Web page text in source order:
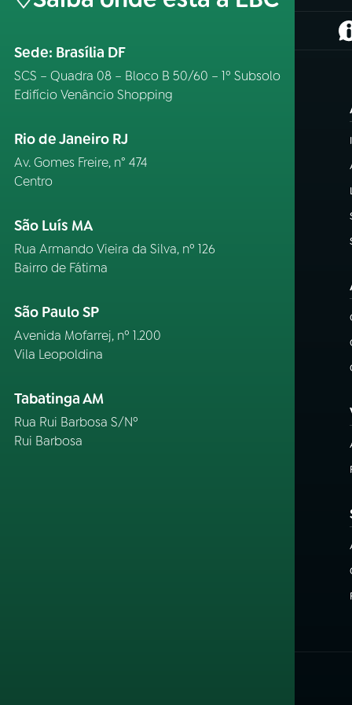
Sede: Brasília DF
SCS – Quadra 08 – Bloco B 50/60 – 1º Subsolo
Edifício Venâncio Shopping
Rio de Janeiro RJ
Av. Gomes Freire, n° 474
Centro
São Luís MA
Rua Armando Vieira da Silva, nº 126
Bairro de Fátima
São Paulo SP
Avenida Mofarrej, nº 1.200
Vila Leopoldina
Tabatinga AM
Rua Rui Barbosa S/Nº
Rui Barbosa